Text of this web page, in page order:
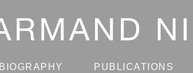
BIOGRAPHY PUBLICATIONS